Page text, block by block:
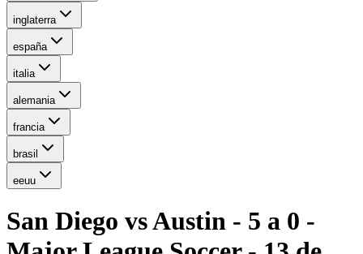
inglaterra
españa
italia
alemania
francia
brasil
eeuu
San Diego vsAustin - 5 a 0 -